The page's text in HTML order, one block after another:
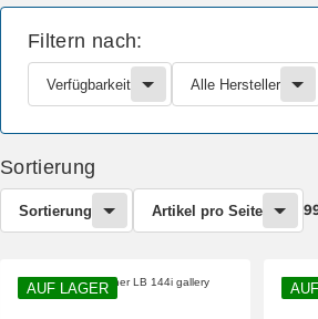
Filtern nach:
Verfügbarkeit Alle Hersteller
Sortierung
Sortierung Artikel pro Seite
AUF LAGER